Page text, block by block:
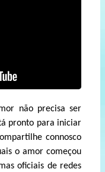
não precisa ser
pronto para iniciar
connosco
o amor começou
oficiais de redes